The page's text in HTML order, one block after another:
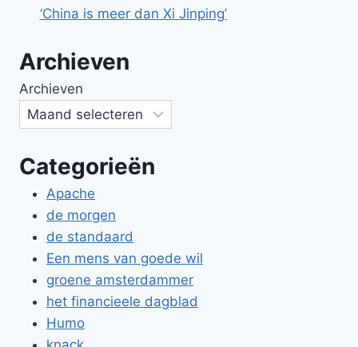
‘China is meer dan Xi Jinping’
Archieven
Archieven
Categorieën
Apache
de morgen
de standaard
Een mens van goede wil
groene amsterdammer
het financieele dagblad
Humo